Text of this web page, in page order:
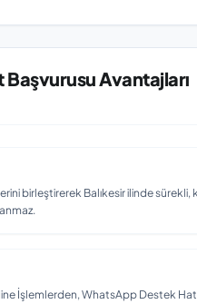
Başvurusu Avantajları
birleştirerek Balıkesir ilinde sürekli,
İşlemlerden, WhatsApp Destek